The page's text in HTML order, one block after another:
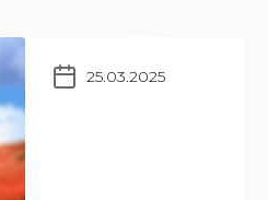
25.03.2025